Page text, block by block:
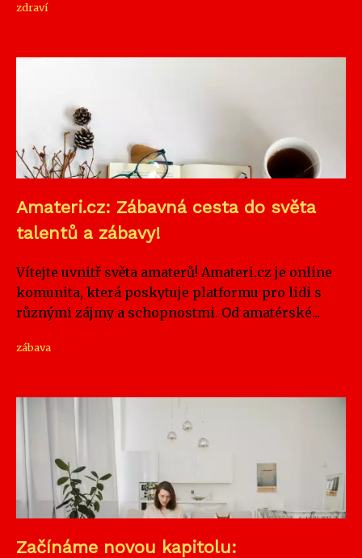
zdraví
Amateri.cz: Zábavná cesta do světa
talentů a zábavy!
Vítejte uvnitř světa amaterů! Amateri.cz je online
komunita, která poskytuje platformu pro lidi s
různými zájmy a schopnostmi. Od amatérské...
zábava
Začínáme novou kapitolu: